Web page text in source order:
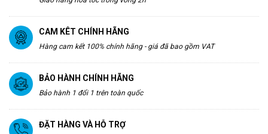
CAM KÊT CHÍNH HÃNG
Hàng cam kết 100% chính hãng - giá đã bao gồm VAT
BẢO HÀNH CHÍNH HÃNG
Bảo hành 1 đổi 1 trên toàn quốc
ĐẶT HÀNG VÀ HỖ TRỢ